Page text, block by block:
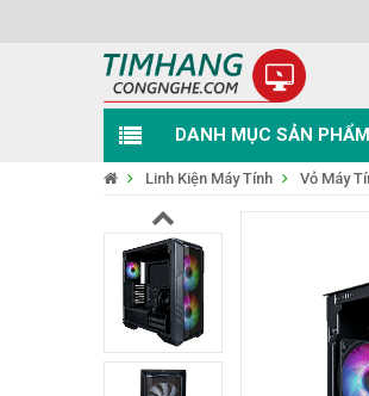
DANH MỤC SẢN PHẨM
Linh Kiện Máy Tính Vỏ Máy